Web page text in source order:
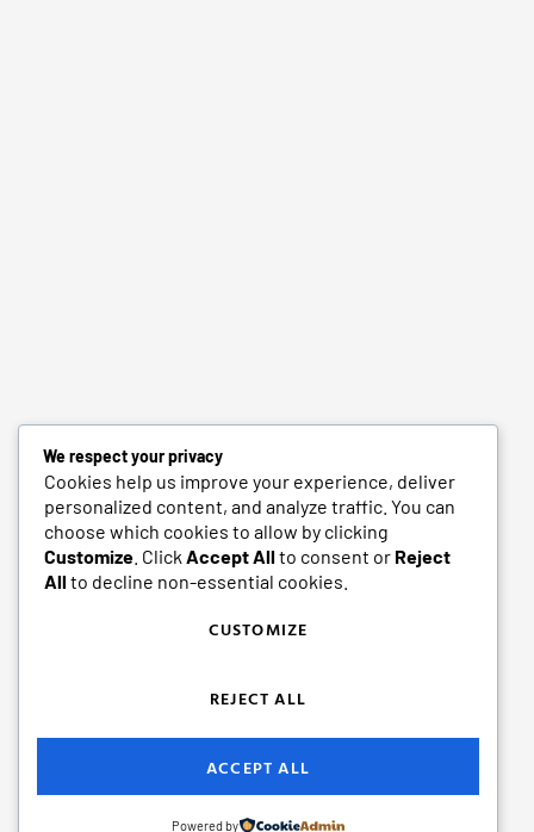
We respect your privacy
Cookies help us improve your experience, deliver
personalized content, and analyze traffic. You can
choose which cookies to allow by clicking
Customize . Click Accept Allto consent or Reject
Allto decline non-essential cookies.
CUSTOMIZE
REJECT ALL
ACCEPT ALL
Powered by